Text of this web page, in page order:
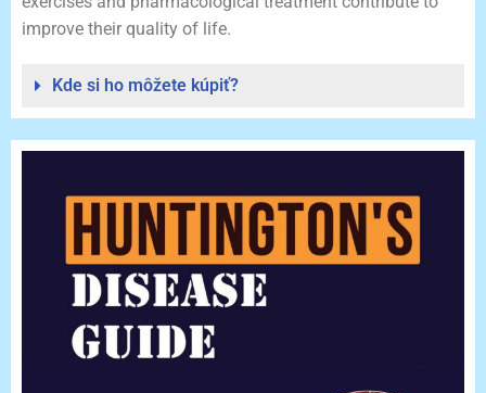
improve their quality of life.
Kde si ho môžete kúpiť?